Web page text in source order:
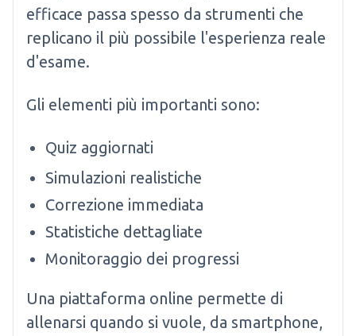
efficace passa spesso da strumenti che
replicano il più possibile l'esperienza reale
d'esame.
Gli elementi più importanti sono:
Quiz aggiornati
Simulazioni realistiche
Correzione immediata
Statistiche dettagliate
Monitoraggio dei progressi
Una piattaforma online permette di
allenarsi quando si vuole, da smartphone,